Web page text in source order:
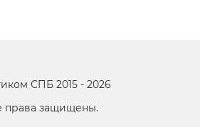
СПБ 2015 - 2026
права защищены.